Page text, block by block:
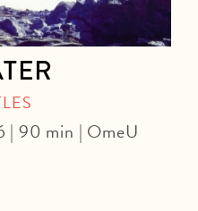
| 90 min | OmeU